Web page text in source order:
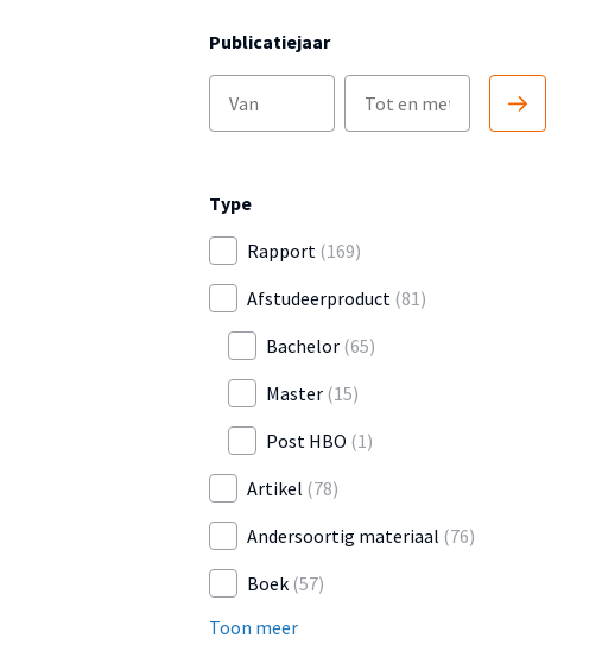
Publicatiejaar
Type
Rapport (169)
Afstudeerproduct (81)
Bachelor (65)
Master (15)
Post HBO (1)
Artikel (78)
Andersoortig materiaal (76)
Boek (57)
Toon meer